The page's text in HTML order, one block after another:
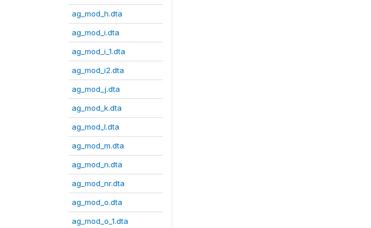
ag_mod_h.dta
ag_mod_i.dta
ag_mod_i_1.dta
ag_mod_i2.dta
ag_mod_j.dta
ag_mod_k.dta
ag_mod_l.dta
ag_mod_m.dta
ag_mod_n.dta
ag_mod_nr.dta
ag_mod_o.dta
ag_mod_o_1.dta